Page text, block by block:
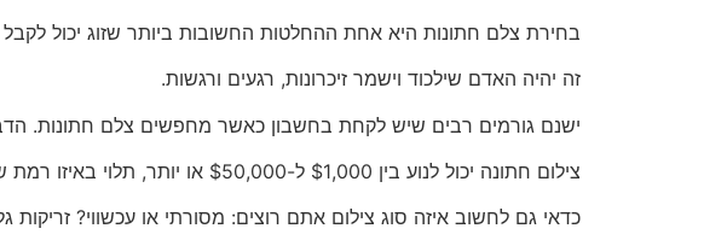
בחירת צלם חתונות היא אחת ההחלטות החשובות ביותר שזוג יכול לקבל
זה יהיה האדם שילכוד וישמר זיכרונות, רגעים ורגשות.
ישנם גורמים רבים שיש לקחת בחשבון כאשר מחפשים צלם חתונות.
צילום חתונה יכול לנוע בין $1,000 ל-$50,000 או יותר,
תלוי באיזו
כדאי גם לחשוב איזה סוג צילום אתם רוצים: מסורתי או עכשווי? זריקות